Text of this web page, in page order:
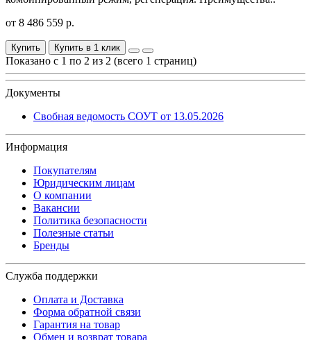
от 8 486 559 р.
Купить Купить в 1 клик
Показано с 1 по 2 из 2 (всего 1 страниц)
Документы
Свобная ведомость СОУТ от 13.05.2026
Информация
Покупателям
Юридическим лицам
О компании
Вакансии
Политика безопасности
Полезные статьи
Бренды
Служба поддержки
Оплата и Доставка
Форма обратной связи
Гарантия на товар
Обмен и возврат товара